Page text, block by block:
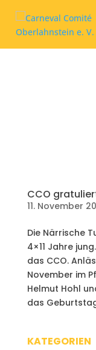
CCO
11. November
Die Närrische
4×11 Jahre
das CCO.
November im
Helmut Hohl
das
KATEGORIEN